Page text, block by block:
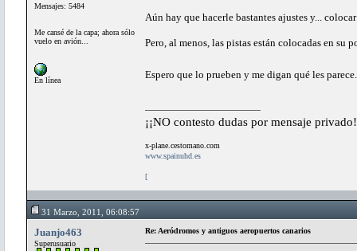
Mensajes: 5484
Me cansé de la capa; ahora sólo
vuelo en avión...
En línea
Aún hay que hacerle bastantes ajustes y...
Pero, al menos, las pistas están colocadas en su
Espero que lo prueben y me digan qué les
¡¡NO contesto dudas por mensaje
x-plane.cestomano.com
www.spainuhd.es
[
31 Marzo, 2011, 06:08:57
Juanjo463
Superusuario
Re: Aeródromos y antiguos aeropuertos canarios